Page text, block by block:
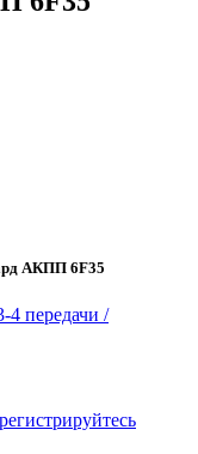
АКПП 6F35